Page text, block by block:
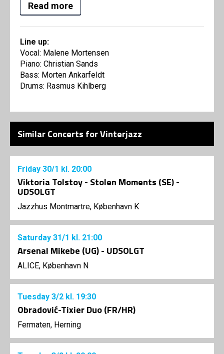
Read more
Line up:
Vocal: Malene Mortensen
Piano: Christian Sands
Bass: Morten Ankarfeldt
Drums: Rasmus Kihlberg
Similar Concerts for Vinterjazz
Friday 30/1 kl. 20:00
Viktoria Tolstoy - Stolen Moments (SE) -
UDSOLGT
Jazzhus Montmartre, København K
Saturday 31/1 kl. 21:00
Arsenal Mikebe (UG) - UDSOLGT
ALICE, København N
Tuesday 3/2 kl. 19:30
Obradović-Tixier Duo (FR/HR)
Fermaten, Herning